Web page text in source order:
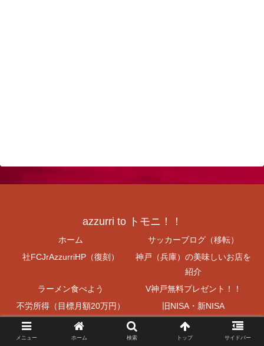
azzurri to トモニ！！
ホーム
サッカーブログ（移転）
社FCJrAzzurriHP（復刻）
神戸（兵庫）の美味しいお店を
紹介
ラーメン食べよう
V神戸無料プレゼント！！
不労所得（目標月額20万円）
旧NISA・新NISA
お問い合わせ
メニュー ホーム 検索 トップ サイドバー